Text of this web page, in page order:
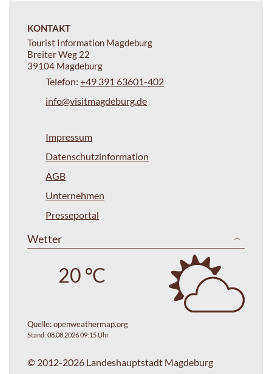
KONTAKT
Tourist Information Magdeburg
Breiter Weg 22
39104 Magdeburg
Telefon: +49 391 63601-402
info@visitmagdeburg.de
Impressum
Datenschutzinformation
AGB
Unternehmen
Presseportal
Wetter
20 °C
Quelle:openweathermap.org
Stand: 08.08.2026 09:15 Uhr
© 2012-2026 Landeshauptstadt Magdeburg